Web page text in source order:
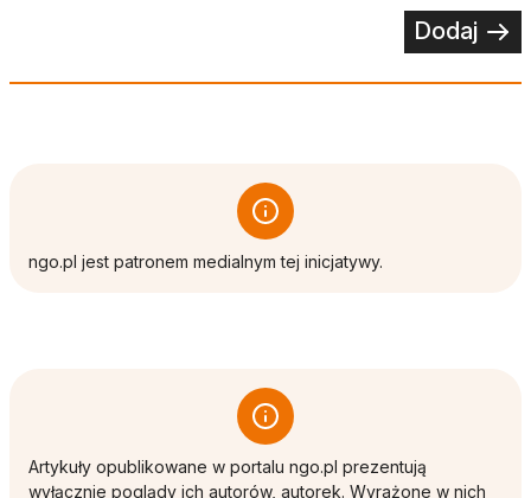
Dodaj
ngo.pl jest patronem medialnym tej inicjatywy.
Artykuły opublikowane w portalu ngo.pl prezentują
wyłącznie poglądy ich autorów, autorek. Wyrażone w nich